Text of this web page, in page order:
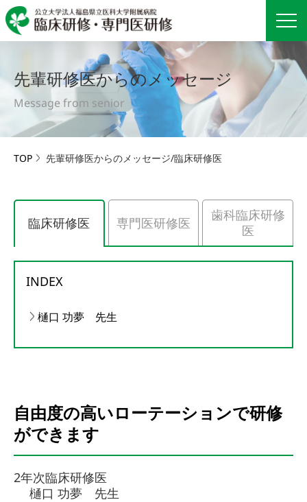
line
line
先輩研修医からのメッセージ
Message from senior
TOP 先輩研修医からのメッセージ/臨床研修医
臨床研修医 専門医研修医
歯科臨床研修
医
INDEX
樋⼝ 功夢 先生
自由度の高いローテーションで研修
ができます
2年次臨床研修医
樋⼝ 功夢 先生